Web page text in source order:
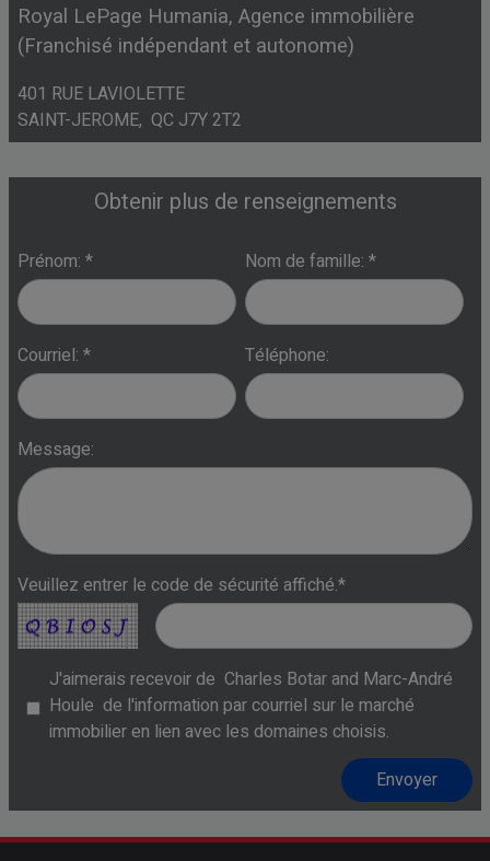
Royal LePage Humania, Agence immobilière
(Franchisé indépendant et autonome)
401 RUE LAVIOLETTE
SAINT-JEROME, QC J7Y 2T2
Obtenir plus de renseignements
Prénom: * Nom de famille: *
Courriel: * Téléphone:
Message:
Veuillez entrer le code de sécurité affiché.*
J'aimerais recevoir de Charles Botar and Marc-André
Houle de l'information par courriel sur le marché
immobilier en lien avec les domaines choisis.